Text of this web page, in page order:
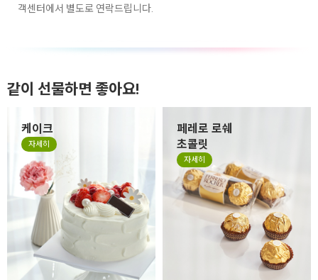
객센터에서 별도로 연락드립니다.
같이 선물하면 좋아요!
케이크
자세히
페레로 로쉐
초콜릿
자세히